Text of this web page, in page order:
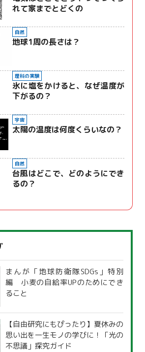
れて家までとどくの
自然
地球1周の長さは？
理科の実験
氷に塩をかけると、なぜ温度が
下がるの？
宇宙
太陽の温度は何度くらいなの？
自然
台風はどこで、どのようにでき
るの？
まんが「地球防衛隊SDGs」特別
編 小麦の自給率UPのためにでき
ること
【自由研究にもぴったり】夏休みの
思い出を一生モノの学びに！「光の
不思議」探究ガイド